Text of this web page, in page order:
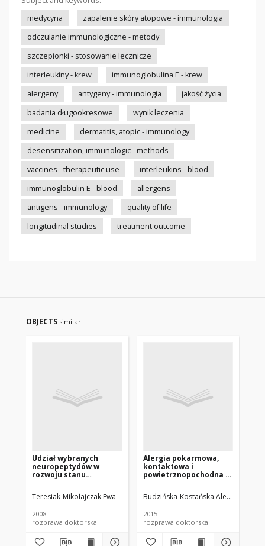
medycyna
zapalenie skóry atopowe - immunologia
odczulanie immunologiczne - metody
szczepionki - stosowanie lecznicze
interleukiny - krew
immunoglobulina E - krew
alergeny
antygeny - immunologia
jakość życia
badania długookresowe
wynik leczenia
medicine
dermatitis, atopic - immunology
desensitization, immunologic - methods
vaccines - therapeutic use
interleukins - blood
immunoglobulin E - blood
allergens
antigens - immunology
quality of life
longitudinal studies
treatment outcome
OBJECTS similar
Udział wybranych
neuropeptydów w
rozwoju stanu
atopowe zapalenie
skóry
Teresiak-Mikołajczak Ewa
2008
rozprawa doktorska
Alergia pokarmowa,
kontaktowa i
powietrznopochodna u
nadpobudliwości
psychoruchowej z
Budzińska-Kostańska Aleksandra
2015
rozprawa doktorska